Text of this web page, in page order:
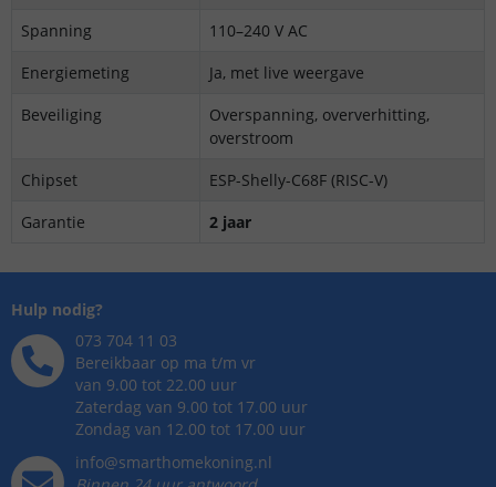
Spanning
110–240 V AC
Energie­meting
Ja, met live weergave
Beveiliging
Overspanning, oververhitting,
overstroom
Chipset
ESP-Shelly-C68F (RISC-V)
Garantie
2 jaar
Hulp nodig?
073 704 11 03
Bereikbaar op ma t/m vr
van 9.00 tot 22.00 uur
Zaterdag van 9.00 tot 17.00 uur
Zondag van 12.00 tot 17.00 uur
info@smarthomekoning.nl